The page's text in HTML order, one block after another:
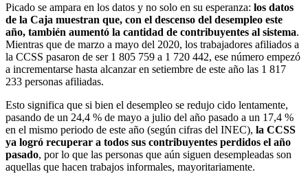
Picado se ampara en los datos y no solo en su esperanza: los datos
de la Caja muestran que, con el descenso del desempleo este
año, también aumentó la cantidad de contribuyentes al sistema.
Mientras que de marzo a mayo del 2020, los trabajadores afiliados a
la CCSS pasaron de ser 1 805 759 a 1 720 442, ese número empezó
a incrementarse hasta alcanzar en setiembre de este año las 1 817
233 personas afiliadas.
Esto significa que si bien el desempleo se redujo cido lentamente,
pasando de un 24,4 % de mayo a julio del año pasado a un 17,4 %
en el mismo periodo de este año (según cifras del INEC), la CCSS
ya logró recuperar a todos sus contribuyentes perdidos el año
pasado, por lo que las personas que aún siguen desempleadas son
aquellas que hacen trabajos informales, mayoritariamente.